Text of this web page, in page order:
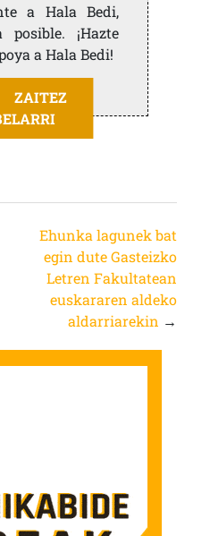
a Hala Bedi,
¡Hazte
a Hala Bedi!
Ehunka lagunek bat
egin dute Gasteizko
Letren Fakultatean
euskararen aldeko
aldarriarekin →